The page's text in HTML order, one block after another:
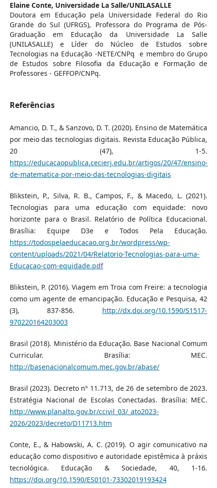
Elaine Conte, Universidade La Salle/UNILASALLE
Doutora em Educação pela Universidade Federal do Rio
Grande do Sul (UFRGS), Professora do Programa de Pós-
Graduação em Educação da Universidade La Salle
(UNILASALLE) e Líder do Núcleo de Estudos sobre
Tecnologias na Educação -NETE/CNPq e membro do Grupo
de Estudos sobre Filosofia da Educação e Formação de
Professores - GEFFOP/CNPq.
Referências
Amancio, D. T., & Sanzovo, D. T. (2020). Ensino de Matemática
por meio das tecnologias digitais. Revista Educação Pública,
20 (47), 1-5.
https://educacaopublica.cecierj.edu.br/artigos/20/47/ensino-
de-matematica-por-meio-das-tecnologias-digitais
Blikstein, P., Silva, R. B., Campos, F., & Macedo, L. (2021).
Tecnologias para uma educação com equidade: novo
horizonte para o Brasil. Relatório de Política Educacional.
Brasília: Equipe D3e e Todos Pela Educação.
https://todospelaeducacao.org.br/wordpress/wp-
content/uploads/2021/04/Relatorio-Tecnologias-para-uma-
Educacao-com-equidade.pdf
Blikstein, P. (2016). Viagem em Troia com Freire: a tecnologia
como um agente de emancipação. Educação e Pesquisa, 42
(3), 837-856. http://dx.doi.org/10.1590/S1517-
970220164203003
Brasil (2018). Ministério da Educação. Base Nacional Comum
Curricular. Brasília: MEC.
http://basenacionalcomum.mec.gov.br/abase/
Brasil (2023). Decreto nº 11.713, de 26 de setembro de 2023.
Estratégia Nacional de Escolas Conectadas. Brasília: MEC.
http://www.planalto.gov.br/ccivil_03/_ato2023-
2026/2023/decreto/D11713.htm
Conte, E., & Habowski, A. C. (2019). O agir comunicativo na
educação como dispositivo e autoridade epistêmica à práxis
tecnológica. Educação & Sociedade, 40, 1-16.
https://doi.org/10.1590/ES0101-73302019193424